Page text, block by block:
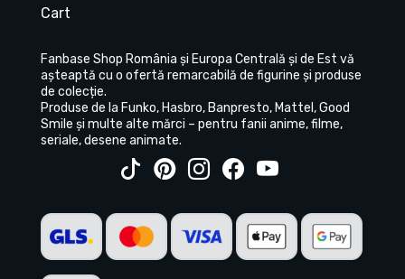
Cart
Fanbase Shop România și Europa Centrală și de Est vă
așteaptă cu o ofertă remarcabilă de figurine și produse
de colecție.
Produse de la Funko, Hasbro, Banpresto, Mattel, Good
Smile și multe alte mărci – pentru fanii anime, filme,
seriale, desene animate.